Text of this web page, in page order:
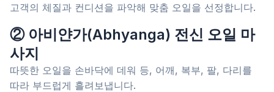
고객의 체질과 컨디션을 파악해 맞춤 오일을 선정합니다.
② 아비얀가(Abhyanga) 전신 오일 마
사지
따뜻한 오일을 손바닥에 데워 등, 어깨, 복부, 팔, 다리를
따라 부드럽게 흘려보냅니다.